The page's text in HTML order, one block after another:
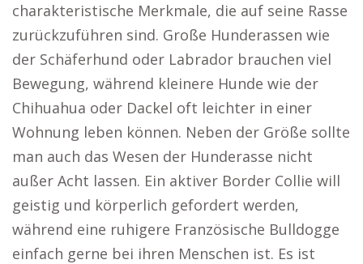
charakteristische Merkmale, die auf seine Rasse
zurückzuführen sind. Große Hunderassen wie
der Schäferhund oder Labrador brauchen viel
Bewegung, während kleinere Hunde wie der
Chihuahua oder Dackel oft leichter in einer
Wohnung leben können. Neben der Größe sollte
man auch das Wesen der Hunderasse nicht
außer Acht lassen. Ein aktiver Border Collie will
geistig und körperlich gefordert werden,
während eine ruhigere Französische Bulldogge
einfach gerne bei ihren Menschen ist. Es ist